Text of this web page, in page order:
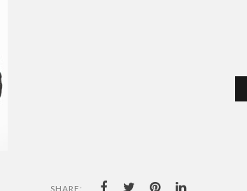
SHARE: